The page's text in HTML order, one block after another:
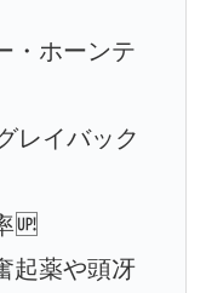
・ホーンテ
レイバック
🆙
起薬や頭冴